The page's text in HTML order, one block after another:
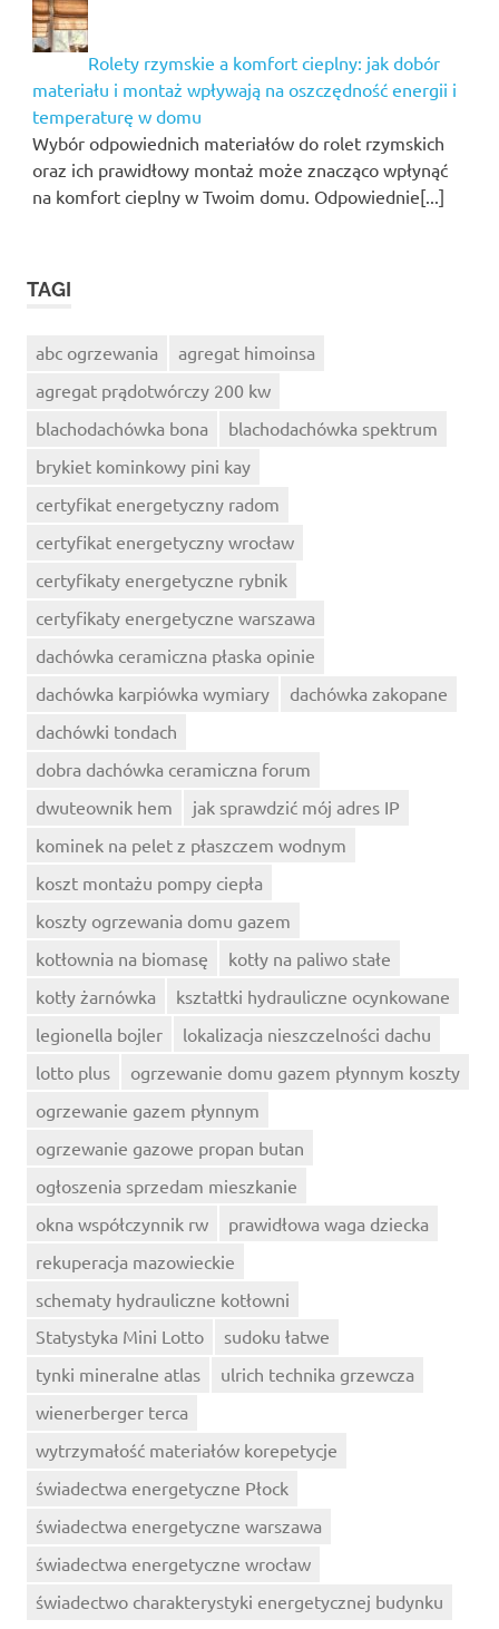
Rolety rzymskie a komfort cieplny: jak dobór
materiału i montaż wpływają na oszczędność energii i
temperaturę w domu
Wybór odpowiednich materiałów do rolet rzymskich
oraz ich prawidłowy montaż może znacząco wpłynąć
na komfort cieplny w Twoim domu. Odpowiednie[...]
TAGI
abc ogrzewania
agregat himoinsa
agregat prądotwórczy 200 kw
blachodachówka bona
blachodachówka spektrum
brykiet kominkowy pini kay
certyfikat energetyczny radom
certyfikat energetyczny wrocław
certyfikaty energetyczne rybnik
certyfikaty energetyczne warszawa
dachówka ceramiczna płaska opinie
dachówka karpiówka wymiary
dachówka zakopane
dachówki tondach
dobra dachówka ceramiczna forum
dwuteownik hem
jak sprawdzić mój adres IP
kominek na pelet z płaszczem wodnym
koszt montażu pompy ciepła
koszty ogrzewania domu gazem
kotłownia na biomasę
kotły na paliwo stałe
kotły żarnówka
kształtki hydrauliczne ocynkowane
legionella bojler
lokalizacja nieszczelności dachu
lotto plus
ogrzewanie domu gazem płynnym koszty
ogrzewanie gazem płynnym
ogrzewanie gazowe propan butan
ogłoszenia sprzedam mieszkanie
okna współczynnik rw
prawidłowa waga dziecka
rekuperacja mazowieckie
schematy hydrauliczne kotłowni
Statystyka Mini Lotto
sudoku łatwe
tynki mineralne atlas
ulrich technika grzewcza
wienerberger terca
wytrzymałość materiałów korepetycje
świadectwa energetyczne Płock
świadectwa energetyczne warszawa
świadectwa energetyczne wrocław
świadectwo charakterystyki energetycznej budynku